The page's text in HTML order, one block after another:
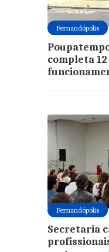
Fernandópolis
completa
Fernandópolis
Secretaria